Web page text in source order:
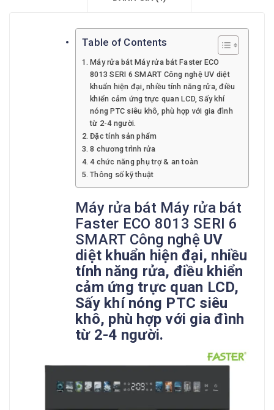
Table of Contents
Máy rửa bát Máy rửa bát Faster ECO
8013 SERI 6 SMART Công nghệ UV diệt
khuẩn hiện đại, nhiều tính năng rửa, điều
khiển cảm ứng trực quan LCD, Sấy khí
nóng PTC siêu khô, phù hợp với gia đình
từ 2-4 người.
Đặc tính sản phẩm
8 chương trình rửa
4 chức năng phụ trợ & an toàn
Thông số kỹ thuật
Máy rửa bát Máy rửa bát
Faster ECO 8013 SERI 6
SMART Công nghệ UV
diệt khuẩn hiện đại, nhiều
tính năng rửa, điều khiển
cảm ứng trực quan LCD,
Sấy khí nóng PTC siêu
khô, phù hợp với gia đình
từ 2-4 người.